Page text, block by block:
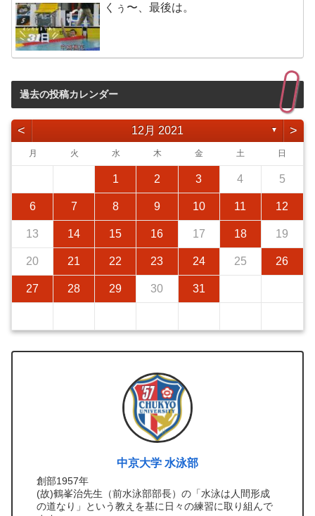
くぅ〜、最後は。
過去の投稿カレンダー
< 12月 2021 ▼ >
月 火 水 木 金 土 日
1 2 3 4 5
6 7 8 9 10 11 12
13 14 15 16 17 18 19
20 21 22 23 24 25 26
27 28 29 30 31
中京大学 水泳部
創部1957年
(故)鶴峯治先生（前水泳部部長）の「水泳は人間形成
の道なり」という教えを基に日々の練習に取り組んで